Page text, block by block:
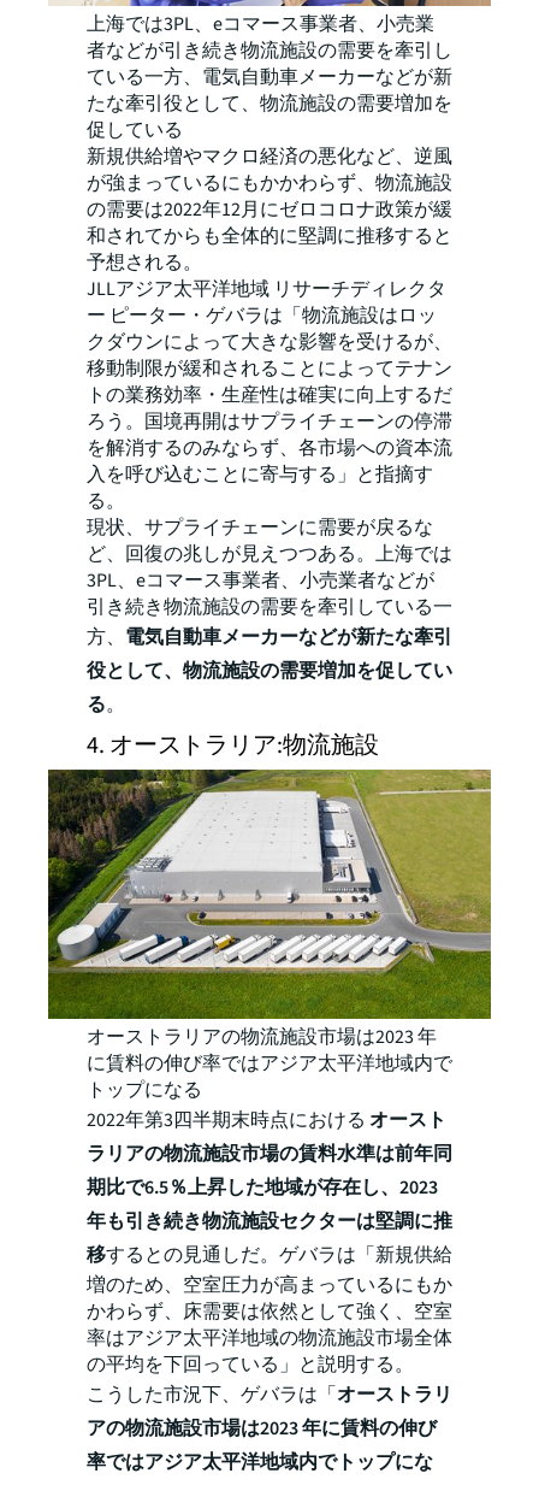
上海では3PL、eコマース事業者、小売業
者などが引き続き物流施設の需要を牽引し
ている一方、電気自動車メーカーなどが新
たな牽引役として、物流施設の需要増加を
促している
新規供給増やマクロ経済の悪化など、逆風
が強まっているにもかかわらず、物流施設
の需要は2022年12月にゼロコロナ政策が緩
和されてからも全体的に堅調に推移すると
予想される。
JLLアジア太平洋地域 リサーチディレクタ
ー ピーター・ゲバラは「物流施設はロッ
クダウンによって大きな影響を受けるが、
移動制限が緩和されることによってテナン
トの業務効率・生産性は確実に向上するだ
ろう。国境再開はサプライチェーンの停滞
を解消するのみならず、各市場への資本流
入を呼び込むことに寄与する」と指摘す
る。
現状、サプライチェーンに需要が戻るな
ど、回復の兆しが見えつつある。上海では
3PL、eコマース事業者、小売業者などが
引き続き物流施設の需要を牽引している一
方、 電気自動車メーカーなどが新たな牽引
役として、物流施設の需要増加を促してい
る。
4. オーストラリア:物流施設
オーストラリアの物流施設市場は2023 年
に賃料の伸び率ではアジア太平洋地域内で
トップになる
2022年第3四半期末時点における オースト
ラリアの物流施設市場の賃料水準は前年同
期比で6.5％上昇した地域が存在し、2023
年も引き続き物流施設セクターは堅調に推
移するとの見通しだ。ゲバラは「新規供給
増のため、空室圧力が高まっているにもか
かわらず、床需要は依然として強く、空室
率はアジア太平洋地域の物流施設市場全体
の平均を下回っている」と説明する。
こうした市況下、ゲバラは「オーストラリ
アの物流施設市場は2023 年に賃料の伸び
率ではアジア太平洋地域内でトップにな